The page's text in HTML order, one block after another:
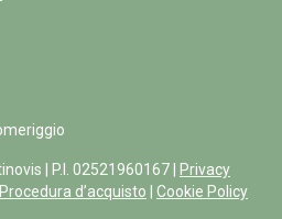
| P.I. 02521960167 |
Privacy
Procedura d’acquisto Cookie Policy